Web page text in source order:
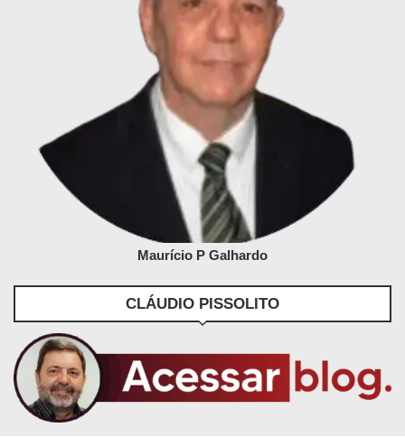
Maurício P Galhardo
CLÁUDIO PISSOLITO